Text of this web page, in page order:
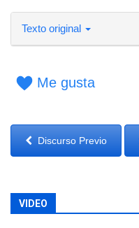
Texto original
Me gusta
Discurso Previo
VIDEO